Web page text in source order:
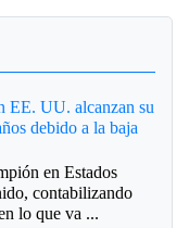
EE. UU. alcanzan su
debido a la baja
en Estados
contabilizando
lo que va ...